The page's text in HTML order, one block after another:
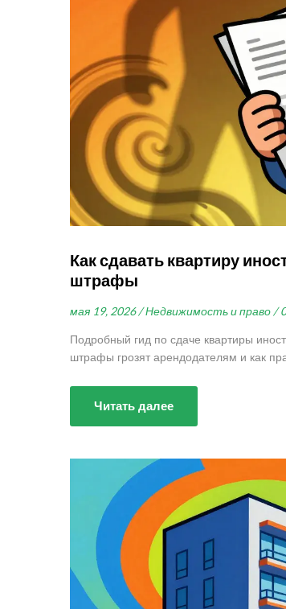
Как сдавать квартиру
штрафы
мая 19, 2026 / Недвижимость и право /
Подробный гид по сдаче квартиры
штрафы грозят арендодателям и как
Читать далее